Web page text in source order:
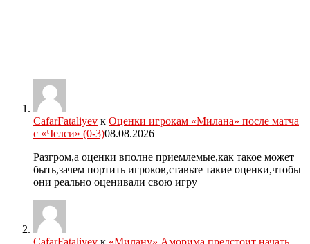
CafarFataliyev к Оценки игрокам «Милана» после матча
с «Челси» (0-3)08.08.2026
Разгром,а оценки вполне приемлемые,как такое может
быть,зачем портить игроков,ставьте такие оценки,чтобы
они реально оценивали свою игру
CafarFataliyev к «Милану» Аморима предстоит начать